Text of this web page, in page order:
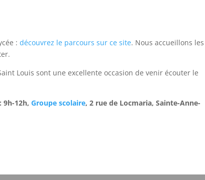
:découvrez le parcours sur ce site. Nous accueillons les
Louis sont une excellente occasion de venir écouter le
9h-12h,Groupe scolaire, 2 rue de Locmaria, Sainte-Anne-